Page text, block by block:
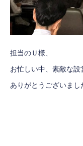
担当のＵ様、
お忙しい中、素敵な設
ありがとうございまし